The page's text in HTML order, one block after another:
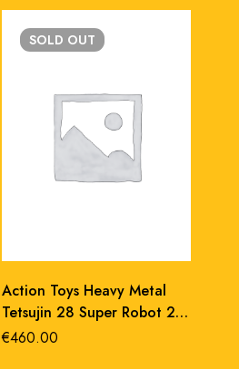
SOLD OUT
Action Toys Heavy Metal
Tetsujin 28 Super Robot 28
€460.00